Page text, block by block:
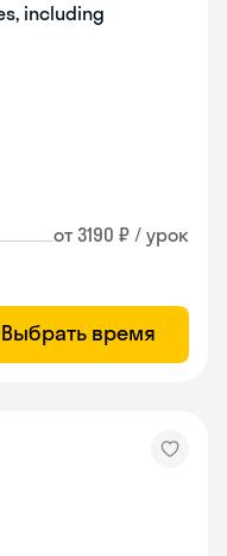
including
от 3190 ₽ / урок
Выбрать время